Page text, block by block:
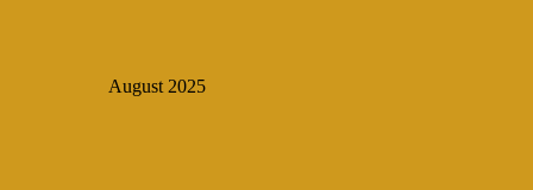
August 2025